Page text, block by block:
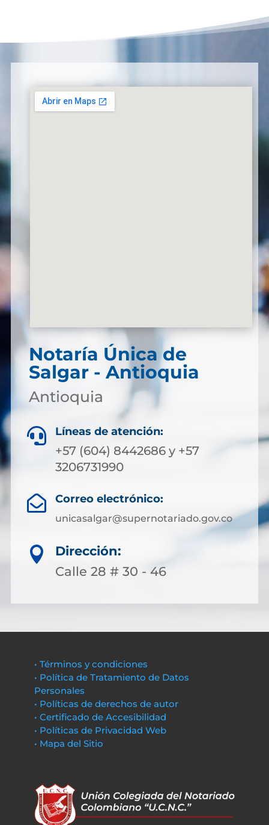
Notaría Única de
Salgar - Antioquia
Antioquia
 Líneas de atención:
+57 (604) 8442686 y +57
3206731990
 Correo electrónico:
unicasalgar@supernotariado.gov.co

Dirección:
Calle 28 # 30 - 46
• Términos y condiciones
• Política de Tratamiento de Datos
Personales
• Políticas de derechos de autor
• Certificado de Accesibilidad
• Políticas de Privacidad Web
• Mapa del Sitio